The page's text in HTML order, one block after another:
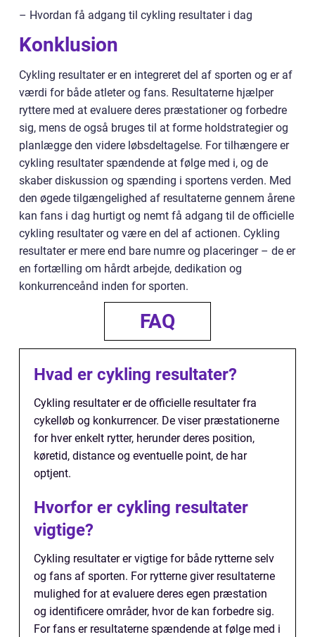
– Hvordan få adgang til cykling resultater i dag
Konklusion
Cykling resultater er en integreret del af sporten og er af
værdi for både atleter og fans. Resultaterne hjælper
ryttere med at evaluere deres præstationer og forbedre
sig, mens de også bruges til at forme holdstrategier og
planlægge den videre løbsdeltagelse. For tilhængere er
cykling resultater spændende at følge med i, og de
skaber diskussion og spænding i sportens verden. Med
den øgede tilgængelighed af resultaterne gennem årene
kan fans i dag hurtigt og nemt få adgang til de officielle
cykling resultater og være en del af actionen. Cykling
resultater er mere end bare numre og placeringer – de er
en fortælling om hårdt arbejde, dedikation og
konkurrenceånd inden for sporten.
FAQ
Hvad er cykling resultater?
Cykling resultater er de officielle resultater fra
cykelløb og konkurrencer. De viser præstationerne
for hver enkelt rytter, herunder deres position,
køretid, distance og eventuelle point, de har
optjent.
Hvorfor er cykling resultater
vigtige?
Cykling resultater er vigtige for både rytterne selv
og fans af sporten. For rytterne giver resultaterne
mulighed for at evaluere deres egen præstation
og identificere områder, hvor de kan forbedre sig.
For fans er resultaterne spændende at følge med i